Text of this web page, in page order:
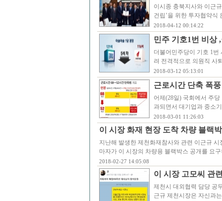
이시종 충북지사와 이근
건립’을 위한 투자협약
2018-04-12 00:14:22
민주 기호1번 비상
더불어민주당이 기호 1번
려 전격적으로 의원직 사
2018-03-12 05:13:01
근로시간 단축 폭
어제(28일) 국회에서 주
과되면서 대기업과 중소
2018-03-01 11:26:03
이 시장 화재 현장 도착 차량 블랙
지난해 발생한 제천화재참사와 관련 이근규
마자가 이 시장의 차량용 블랙박스 공개를 요
2018-02-27 14:05:08
이 시장 고모씨 관
제천시 대외협력 담당 공
근규 제천시장은 자신과